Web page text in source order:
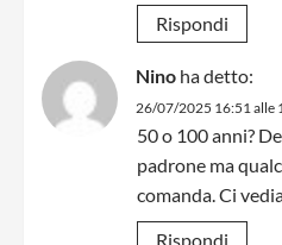
Rispondi
Nino ha detto:
26/07/2025 16:51 alle
50 o 100 anni?
padrone ma
comanda. Ci
Rispondi